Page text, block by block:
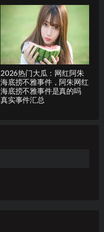
2026热门大瓜：网红阿朱
海底捞不雅事件，阿朱网红
海底捞不雅事件是真的吗
真实事件汇总